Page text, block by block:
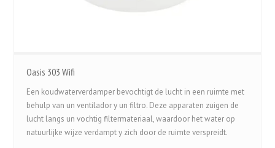
Oasis 303 Wifi
Een koudwaterverdamper bevochtigt de lucht in een ruimte met
behulp van un ventilador y un filtro. Deze apparaten zuigen de
lucht langs un vochtig filtermateriaal, waardoor het water op
natuurlijke wijze verdampt y zich door de ruimte verspreidt.